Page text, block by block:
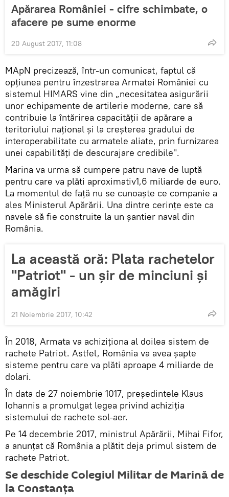
Apărarea României - cifre schimbate, o
afacere pe sume enorme
20 August 2017, 11:08
MApN precizează, într-un comunicat, faptul că
opţiunea pentru înzestrarea Armatei României cu
sistemul HIMARS vine din „necesitatea asigurării
unor echipamente de artilerie moderne, care să
contribuie la întărirea capacităţii de apărare a
teritoriului naţional şi la creşterea gradului de
interoperabilitate cu armatele aliate, prin furnizarea
unei capabilităţi de descurajare credibile".
Marina va urma să cumpere patru nave de luptă
pentru care va plăti aproximativ1,6 miliarde de euro.
La momentul de faţă nu se cunoaşte ce companie a
ales Ministerul Apărării. Una dintre cerinţe este ca
navele să fie construite la un şantier naval din
România.
La această oră: Plata rachetelor
"Patriot" - un șir de minciuni și
amăgiri
21 Noiembrie 2017, 10:42
În 2018, Armata va achiziţiona al doilea sistem de
rachete Patriot. Astfel, România va avea şapte
sisteme pentru care va plăti aproape 4 miliarde de
dolari.
În data de 27 noiembrie 1017, preşedintele Klaus
Iohannis a promulgat legea privind achiziţia
sistemului de rachete sol-aer.
Pe 14 decembrie 2017, ministrul Apărării, Mihai Fifor,
a anunţat că România a plătit deja primul sistem de
rachete Patriot.
Se deschide Colegiul Militar de Marină de
la Constanţa